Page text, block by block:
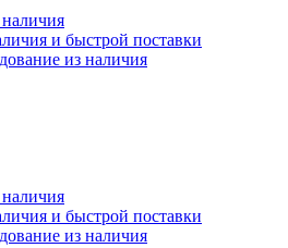
и быстрой поставки
и быстрой поставки